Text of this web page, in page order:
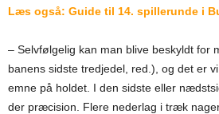
Læs også: Guide til 14. spillerunde i
– Selvfølgelig kan man blive beskyldt for
banens sidste tredjedel, red.), og det er
emne på holdet. I den sidste eller
der præcision. Flere nederlag i træk